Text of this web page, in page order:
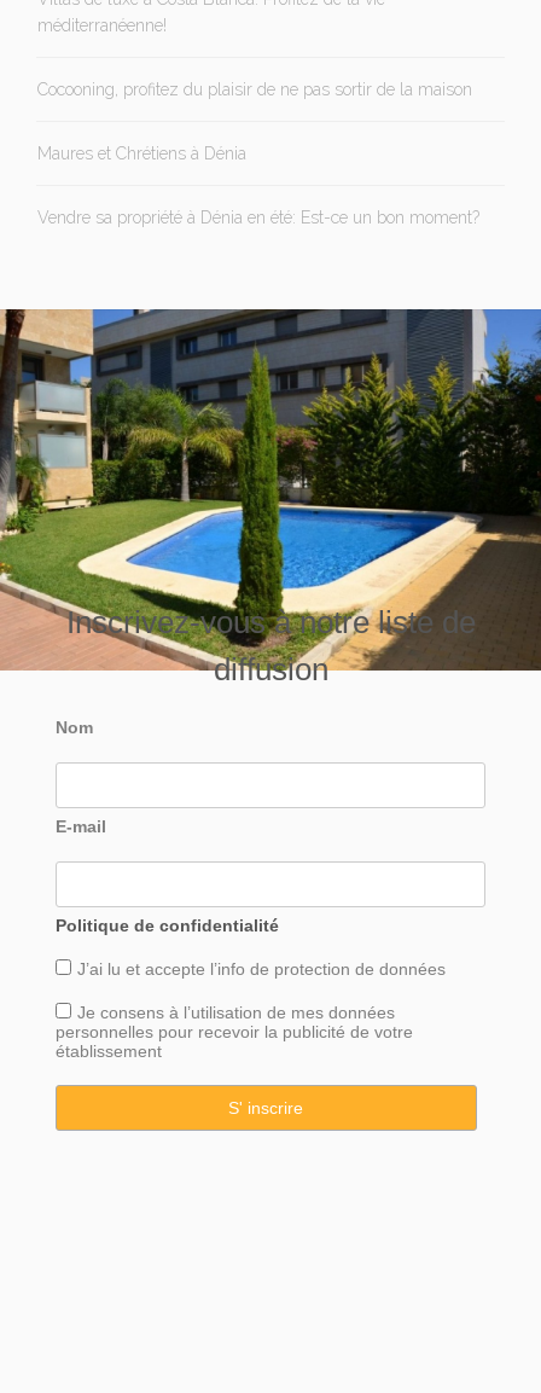
méditerranéenne!
Cocooning, profitez du plaisir de ne pas sortir de la maison
Maures et Chrétiens à Dénia
Vendre sa propriété à Dénia en été: Est-ce un bon moment?
Inscrivez-vous à notre liste de
diffusion
Nom
E-mail
Politique de confidentialité
J’ai lu et accepte l’info de protection de données
Je consens à l’utilisation de mes données
personnelles pour recevoir la publicité de votre
établissement